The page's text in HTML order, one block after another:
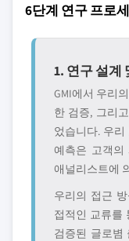
6단계 연구 프로
1. 연구 설계
GMI에서 우리
한 검증, 그리
었습니다. 우
예측은 고객
애널리스트에
우리의 접근
접적인 교류를
검증된 글로볌